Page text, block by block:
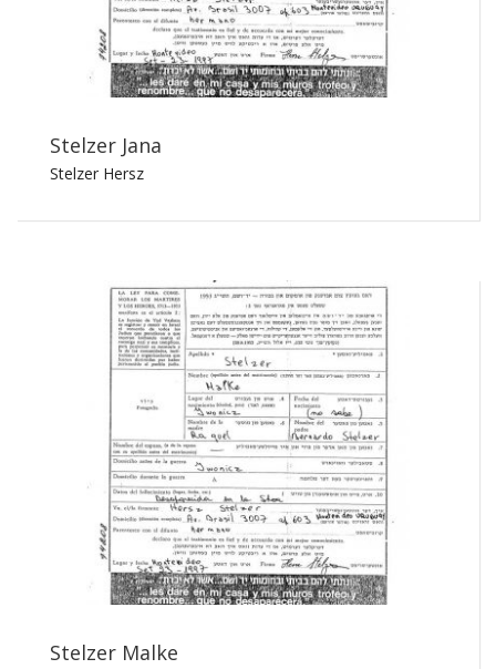
Stelzer Jana
Stelzer Hersz
Stelzer Malke